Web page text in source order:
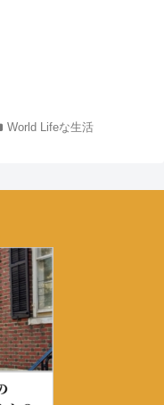
World Lifeな生活